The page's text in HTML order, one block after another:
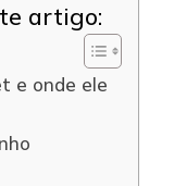
artigo:
e onde ele